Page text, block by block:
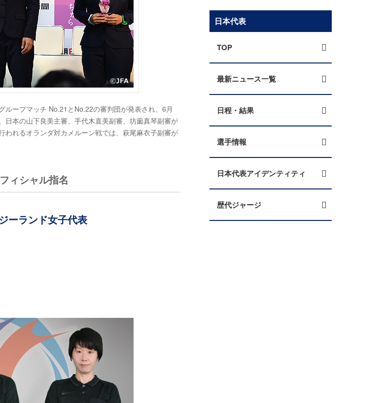
ープマッチ No.21とNo.22の審判団が発表され、6月
本の山下良美主審、手代木直美副審、坊薗真琴副審が
れるオランダ対カメルーン戦では、萩尾麻衣子副審が
ィシャル指名
ーランド女子代表
日本代表
TOP
最新ニュース一覧
日程・結果
選手情報
日本代表アイデンティティ
歴代ジャージ